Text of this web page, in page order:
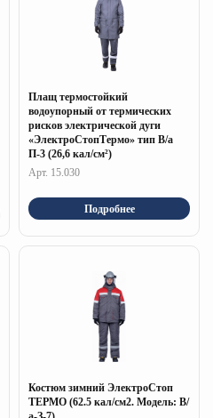
Плащ термостойкий
водоупорный от термических
рисков электрической дуги
«ЭлектроСтопТермо» тип В/а
П-3 (26,6 кал/см²)
Арт. 15.030
Подробнее
Костюм зимний ЭлектроСтоп
ТЕРМО (62.5 кал/см2. Модель: В/